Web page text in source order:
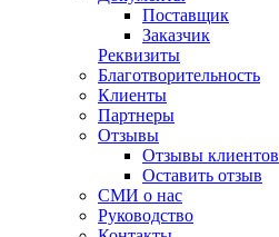
Поставщик
Заказчик
Реквизиты
Благотворительность
Клиенты
Партнеры
Отзывы
Отзывы клиентов
Оставить отзыв
СМИ о нас
Руководство